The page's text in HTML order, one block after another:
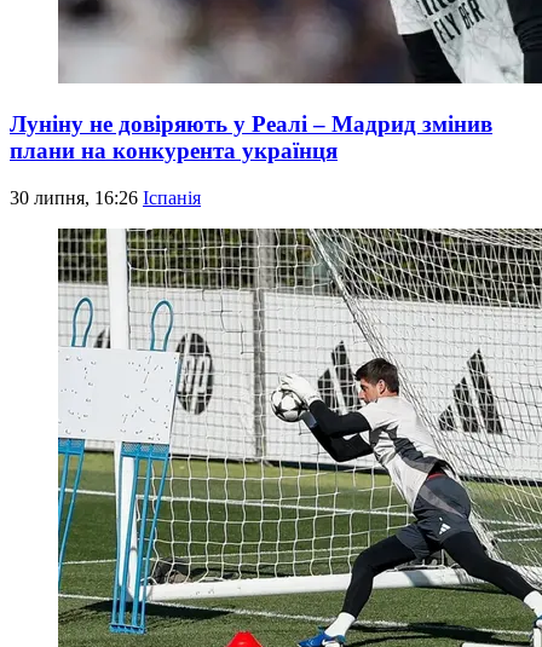
Луніну не довіряють у Реалі – Мадрид змінив
плани на конкурента українця
30 липня, 16:26 Іспанія